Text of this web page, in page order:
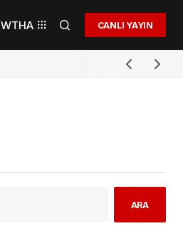
WTHA CANLI YAYIN
ARA